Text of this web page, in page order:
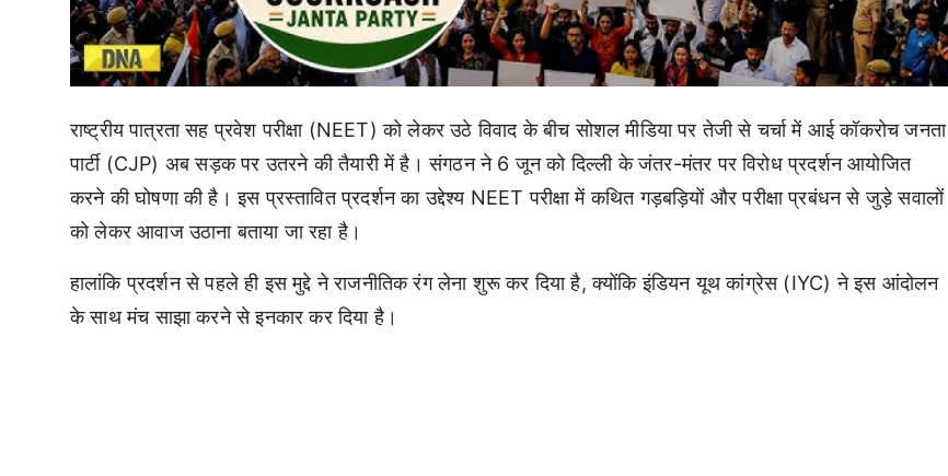
राष्ट्रीय पात्रता सह प्रवेश परीक्षा (NEET) को लेकर उठे विवाद के बीच सोशल मीडिया पर तेजी से चर्चा में आई कॉकरोच जनता
पार्टी (CJP) अब सड़क पर उतरने की तैयारी में है। संगठन ने 6 जून को दिल्ली के जंतर-मंतर पर विरोध प्रदर्शन आयोजित
करने की घोषणा की है। इस प्रस्तावित प्रदर्शन का उद्देश्य NEET परीक्षा में कथित गड़बड़ियों और परीक्षा प्रबंधन से जुड़े सवालों
को लेकर आवाज उठाना बताया जा रहा है।
हालांकि प्रदर्शन से पहले ही इस मुद्दे ने राजनीतिक रंग लेना शुरू कर दिया है, क्योंकि इंडियन यूथ कांग्रेस (IYC) ने इस आंदोलन
के साथ मंच साझा करने से इनकार कर दिया है।